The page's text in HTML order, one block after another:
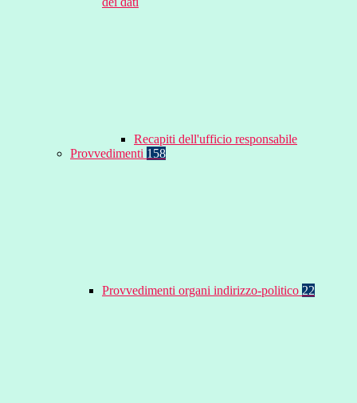
Recapiti dell'ufficio responsabile
Provvedimenti 158
Provvedimenti organi indirizzo-politico 22